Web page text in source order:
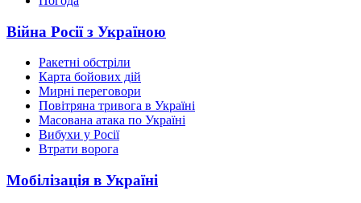
Війна Росії з Україною
Ракетні обстріли
Карта бойових дій
Мирні переговори
Повітряна тривога в Україні
Масована атака по Україні
Вибухи у Росії
Втрати ворога
Мобілізація в Україні